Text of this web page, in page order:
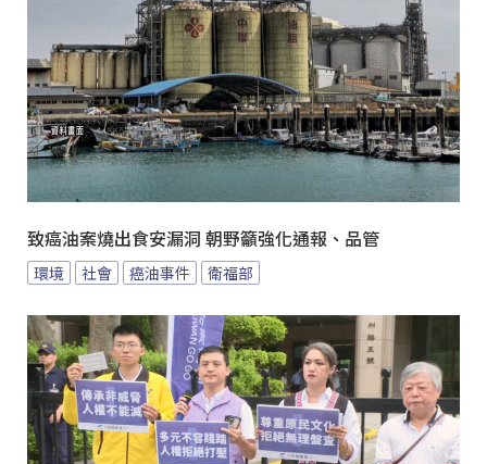
致癌油案燒出食安漏洞 朝野籲強化通報、品管
環境 社會 癌油事件 衛福部